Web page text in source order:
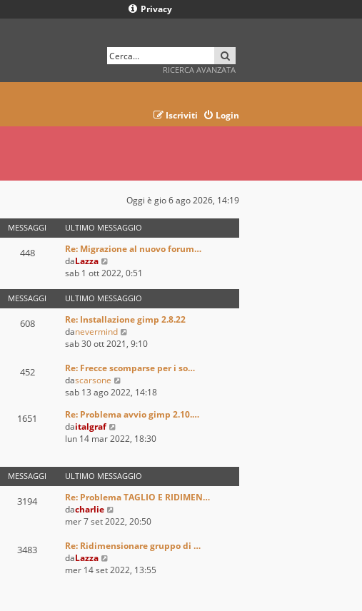
Privacy
RICERCA AVANZATA
Login
Iscriviti
Oggi è gio 6 ago 2026, 14:19
MESSAGGI ULTIMO MESSAGGIO
448
Re: Migrazione al nuovo forum…
daLazza
e
i
u
l
t
i
o
m
e
s
a
g
i
o
sab 1 ott 2022, 0:51
MESSAGGI ULTIMO MESSAGGIO
608
Re: Installazione gimp 2.8.22
danevermind
e
i
l
i
o
e
s
s
a
g
o
sab 30 ott 2021, 9:10
452
Re: Frecce scomparse per i so…
dascarsone
e
i
l
i
m
o
m
s
a
g
sab 13 ago 2022, 14:18
1651
Re: Problema avvio gimp 2.10.…
daitalgraf
e
u
l
t
m
m
s
lun 14 mar 2022, 18:30
MESSAGGI ULTIMO MESSAGGIO
3194
Re: Problema TAGLIO E RIDIMEN…
dacharlie
e
i
l
mer 7 set 2022, 20:50
3483
Re: Ridimensionare gruppo di …
daLazza
e
mer 14 set 2022, 13:55